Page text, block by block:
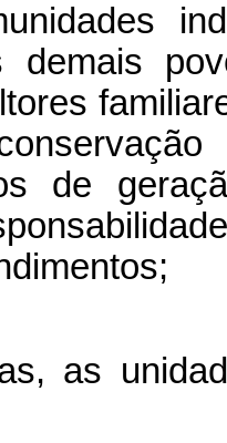
demais
de
as